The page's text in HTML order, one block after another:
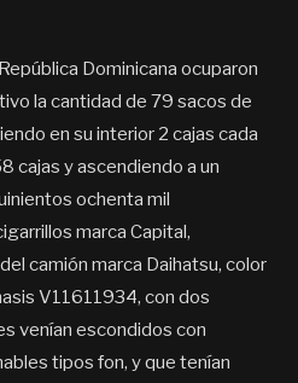
Dominicana ocuparon
la cantidad de 79 sacos de
en su interior 2 cajas cada
cajas y ascendiendo a un
ochenta mil
marca Capital,
camión marca Daihatsu, color
V11611934, con dos
venían escondidos con
tipos fon, y que tenían